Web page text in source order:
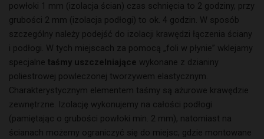
powłoki 1 mm (izolacja ścian) czas schnięcia to 2 godziny, przy
grubości 2 mm (izolacja podłogi) to ok. 4 godzin. W sposób
szczególny należy podejść do izolacji krawędzi łączenia ściany
i podłogi. W tych miejscach za pomocą „foli w płynie” wklejamy
specjalne taśmy uszczelniające wykonane z dzianiny
poliestrowej powleczonej tworzywem elastycznym.
Charakterystycznym elementem taśmy są ażurowe krawędzie
zewnętrzne. Izolację wykonujemy na całości podłogi
(pamiętając o grubości powłoki min. 2 mm), natomiast na
ścianach możemy ograniczyć się do miejsc, gdzie montowane